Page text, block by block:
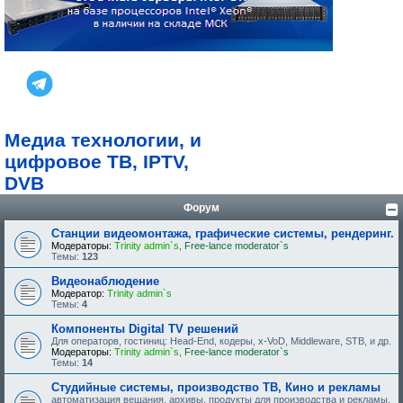
Медиа технологии, и
цифровое ТВ, IPTV,
DVB
Форум
Станции видеомонтажа, графические системы, рендеринг.
Модераторы: Trinity admin`s
Free-lance moderator`s
Темы: 123
Видеонаблюдение
Модератор: Trinity admin`s
Темы: 4
Компоненты Digital TV решений
Для операторв, гостиниц: Head-End, кодеры, x-VoD, Middleware, STB, и др.
Модераторы: Trinity admin`s
Free-lance moderator`s
Темы: 14
Студийные системы, производство ТВ, Кино и рекламы
автоматизация вещания, архивы, продукты для производства и рекламы.